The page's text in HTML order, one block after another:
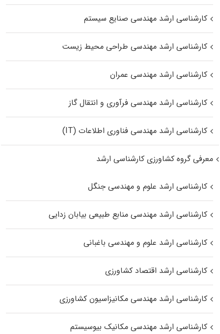
کارشناسی ارشد مهندسی صنایع سیستم
کارشناسی ارشد مهندسی طراحی محیط زیست
کارشناسی ارشد مهندسی عمران
کارشناسی ارشد مهندسی فرآوری و انتقال گاز
کارشناسی ارشد مهندسی فناوری اطلاعات (IT)
معرفی گروه کشاورزی کارشناسی ارشد
کارشناسی ارشد علوم و مهندسی جنگل
کارشناسی ارشد مهندسی منابع طبیعی بیابان زدایی
کارشناسی ارشد علوم و مهندسی باغبانی
کارشناسی ارشد اقتصاد کشاورزی
کارشناسی ارشد مهندسی مکانیزاسیون کشاورزی
کارشناسی ارشد مهندسی مکانیک بیوسیستم